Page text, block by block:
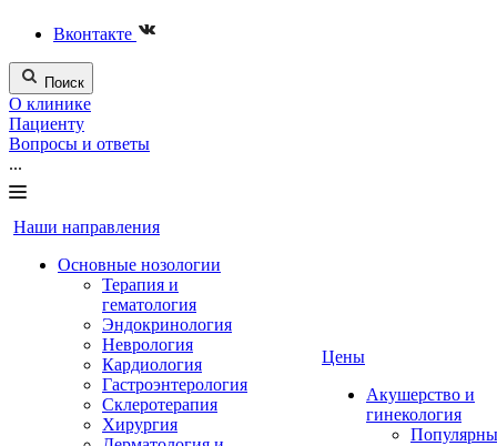
Вконтакте
Поиск
О клинике
Пациенту
Вопросы и ответы
...
Наши направления
Основные нозологии
Терапия и
гематология
Эндокринология
Неврология
Кардиология
Гастроэнтерология
Склеротерапия
Хирургия
Цены
Акушерство и
гинекология